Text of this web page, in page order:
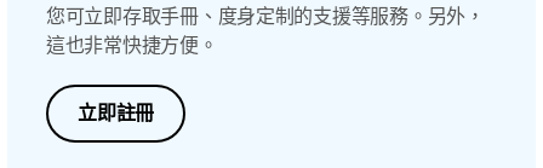
您可立即存取手冊、度身定制的支援等服務。另外，
這也非常快捷方便。
立即註冊